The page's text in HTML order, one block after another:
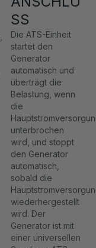
SS
Die ATS-Einheit
startet den
Generator
automatisch und
überträgt die
Belastung, wenn
die
unterbrochen
wird, und stoppt
den Generator
automatisch,
sobald die
wiederhergestellt
wird. Der
Generator ist mit
einer universellen